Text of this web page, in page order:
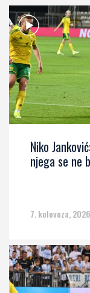
Niko
njega se ne
7. kolovoza, 2026